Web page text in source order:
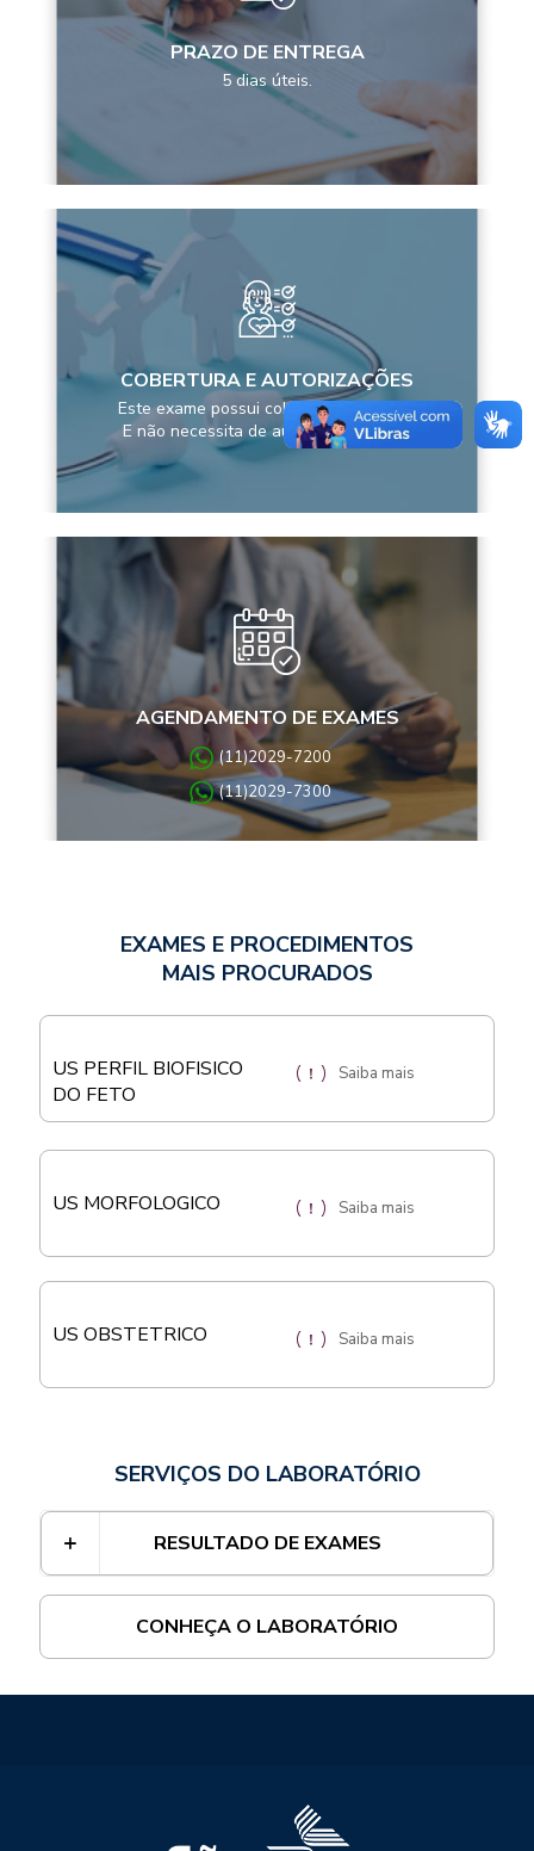
PRAZO DE ENTREGA
5 dias úteis.
COBERTURA E AUTORIZAÇÕES
Este exame possui cobertura pela ANS
E não necessita de autorização prévia
AGENDAMENTO DE EXAMES
(11)2029-7200
(11)2029-7300
EXAMES E PROCEDIMENTOS
MAIS PROCURADOS
US PERFIL BIOFISICO
DO FETO
Saiba mais
US MORFOLOGICO Saiba mais
US OBSTETRICO Saiba mais
SERVIÇOS DO LABORATÓRIO
RESULTADO DE EXAMES
CONHEÇA O LABORATÓRIO